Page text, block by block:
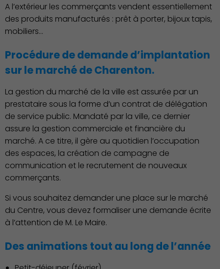
Emploi
Associations et Sports
A l’extérieur les commerçants vendent essentiellement
des produits manufacturés : prêt à porter, bijoux tapis,
mobiliers...
Procédure de demande d’implantation
sur le marché de Charenton.
La gestion du marché de la ville est assurée par un
prestataire sous la forme d’un contrat de délégation
de service public. Mandaté par la ville, ce dernier
assure la gestion commerciale et financière du
marché. A ce titre, il gère au quotidien l’occupation
des espaces, la création de campagne de
communication et le recrutement de nouveaux
commerçants.
Si vous souhaitez demander une place sur le marché
du Centre, vous devez formaliser une demande écrite
à l’attention de M. Le Maire.
Des animations tout au long de l’année